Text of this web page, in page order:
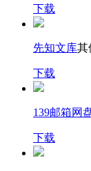
下载
先知文库其
下载
139邮箱网
下载